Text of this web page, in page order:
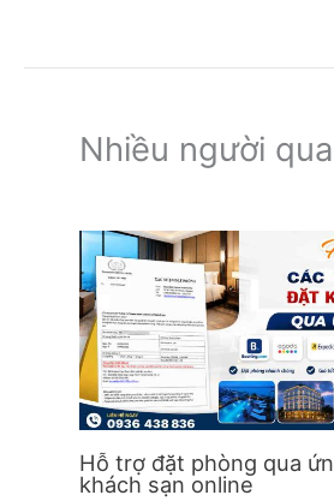
Nhiều người
Hỗ trợ đặt phòng qua
khách sạn online